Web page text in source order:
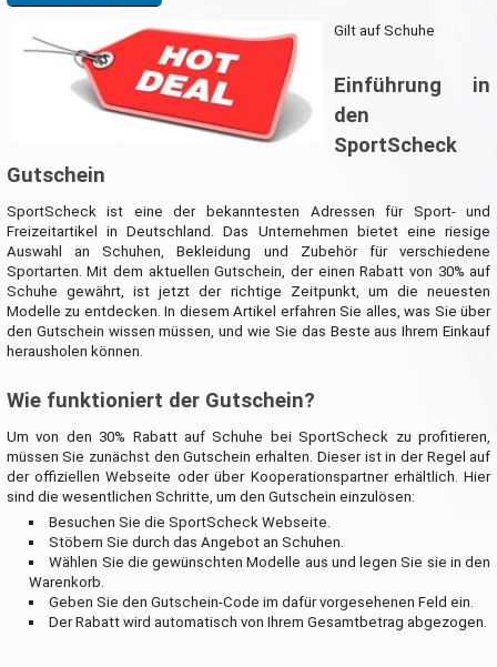
Gilt auf Schuhe
Einführung in
den
SportScheck
Gutschein
SportScheck ist eine der bekanntesten Adressen für Sport- und
Freizeitartikel in Deutschland. Das Unternehmen bietet eine riesige
Auswahl an Schuhen, Bekleidung und Zubehör für verschiedene
Sportarten. Mit dem aktuellen Gutschein, der einen Rabatt von 30% auf
Schuhe gewährt, ist jetzt der richtige Zeitpunkt, um die neuesten
Modelle zu entdecken. In diesem Artikel erfahren Sie alles, was Sie über
den Gutschein wissen müssen, und wie Sie das Beste aus Ihrem Einkauf
herausholen können.
Wie funktioniert der Gutschein?
Um von den 30% Rabatt auf Schuhe bei SportScheck zu profitieren,
müssen Sie zunächst den Gutschein erhalten. Dieser ist in der Regel auf
der offiziellen Webseite oder über Kooperationspartner erhältlich. Hier
sind die wesentlichen Schritte, um den Gutschein einzulösen:
Besuchen Sie die SportScheck Webseite.
Stöbern Sie durch das Angebot an Schuhen.
Wählen Sie die gewünschten Modelle aus und legen Sie sie in den
Warenkorb.
Geben Sie den Gutschein-Code im dafür vorgesehenen Feld ein.
Der Rabatt wird automatisch von Ihrem Gesamtbetrag abgezogen.